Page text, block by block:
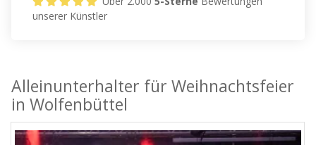
unserer Künstler
Alleinunterhalter für Weihnachtsfeier
in Wolfenbüttel